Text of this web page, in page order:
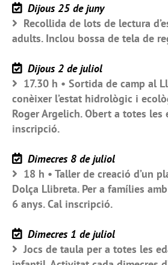
Dijous 25 de juny
Recollida de lots de lectura
adults. Inclou bossa de tela de
Dijous 2 de juliol
17.30 h • Sortida de camp al
conèixer l’estat hidrològic i
Roger Argelich. Obert a totes les
inscripció.
Dimecres 8 de juliol
18 h • Taller de creació d’un
Dolça Llibreta. Per a famílies
6 anys. Cal inscripció.
Dimecres 1 de juliol
Jocs de taula per a totes les